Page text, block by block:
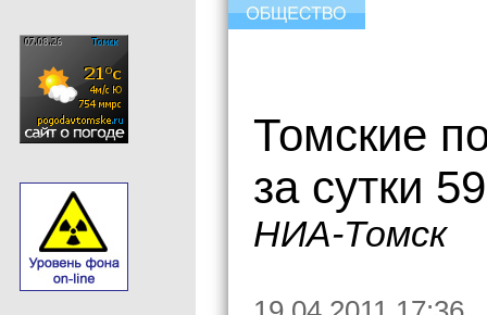
Томские
за сутки
НИА-Томск